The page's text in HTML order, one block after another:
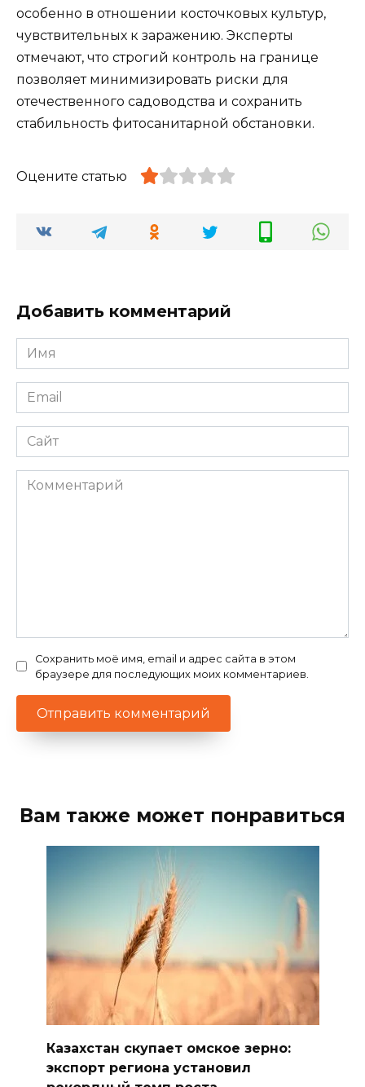
особенно в отношении косточковых культур,
чувствительных к заражению. Эксперты
отмечают, что строгий контроль на границе
позволяет минимизировать риски для
отечественного садоводства и сохранить
стабильность фитосанитарной обстановки.
Оцените статью
Добавить комментарий
Имя
*
Email
*
Сайт
Комментарий
Сохранить моё имя, email и адрес сайта в этом
браузере для последующих моих комментариев.
Вам также может понравиться
Казахстан скупает омское зерно:
экспорт региона установил